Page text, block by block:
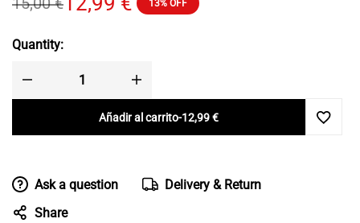
13% OFF
Quantity:
Añadir al carrito-12,99€
Ask a question
Delivery & Return
Share